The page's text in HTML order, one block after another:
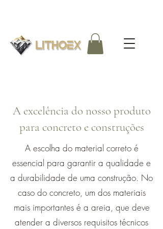
A excelência do nosso produto
para concreto e construções
A escolha do material correto é
essencial para garantir a qualidade e
a durabilidade de uma construção. No
caso do concreto, um dos materiais
mais importantes é a areia, que deve
atender a diversos requisitos técnicos